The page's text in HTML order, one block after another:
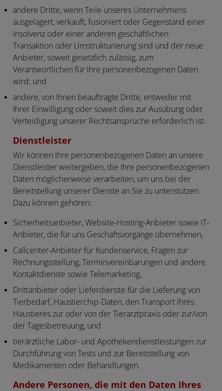
andere Dritte, wenn Teile unseres Unternehmens
ausgelagert, verkauft, fusioniert oder Gegenstand einer
Insolvenz oder einer anderen geschäftlichen
Transaktion oder Umstrukturierung sind und der neue
Anbieter, soweit gesetzlich zulässig, zum
Verantwortlichen für Ihre personenbezogenen Daten
wird; und
andere, von Ihnen beauftragte Dritte, entweder mit
Ihrer Einwilligung oder soweit dies zur Ausübung oder
Verteidigung unserer Rechtsansprüche erforderlich ist.
Dienstleister
Wir können Ihre personenbezogenen Daten an unsere
Dienstleister weitergeben, die Ihre personenbezogenen
Daten möglicherweise verarbeiten, um uns bei der
Bereitstellung unserer Dienste an Sie zu unterstützen.
Dazu können gehören:
Sicherheitsanbieter, Website-Hosting-Anbieter sowie IT-
Anbieter, die für uns Geschäftsvorgänge übernehmen,
Callcenter-Anbieter für Kundenservice, Fragen zur
Rechnungsstellung, Terminvereinbarungen und andere
Kontaktdienste sowie Telemarketing,
Drittanbieter oder Lieferdienste für die Lieferung von
Tierbedarf, Haustierchip-Daten, den Transport Ihres
Haustieres zur oder von der Tierarztpraxis oder zur/von
der Tagesbetreuung, und
tierärztliche Labor- und Apothekendienstleistungen zur
Durchführung von Tests und zur Bereitstellung von
Medikamenten oder Behandlungen.
Andere Personen, die mit den Daten Ihres